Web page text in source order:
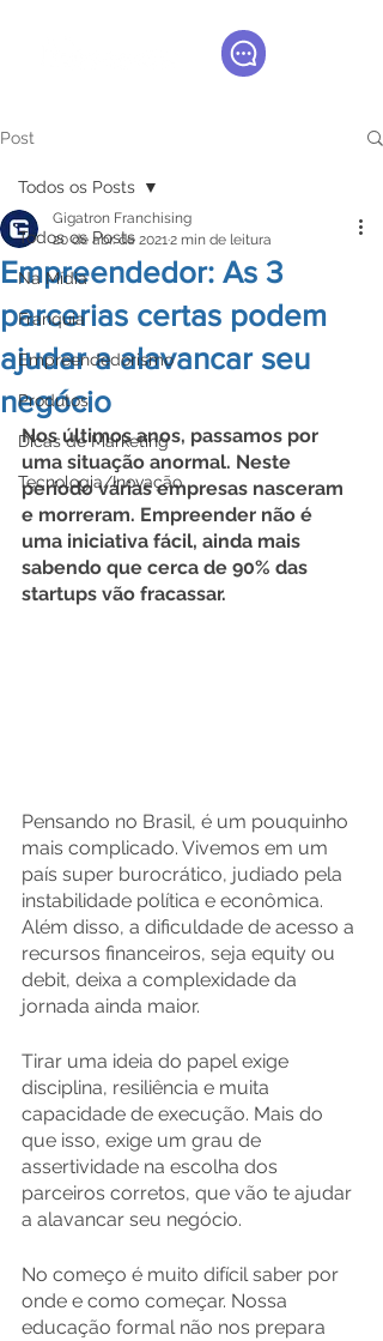
Post
Todos os Posts
Na Mídia
Franquia
Empreendedorismo
Produtos
Dicas de Marketing
Tecnologia/Inovação
Todos os Posts
Empreendedor: As 3
parcerias certas podem
ajudar a alavancar seu
negócio
Gigatron Franchising
20 de abr. de 20212 min de leitura
Nos últimos anos, passamos por
uma situação anormal. Neste
período várias empresas nasceram
e morreram. Empreender não é
uma iniciativa fácil, ainda mais
sabendo que cerca de 90% das
startups vão fracassar.
Pensando no Brasil, é um pouquinho
mais complicado. Vivemos em um
país super burocrático, judiado pela
instabilidade política e econômica.
Além disso, a dificuldade de acesso a
recursos financeiros, seja equity ou
debit, deixa a complexidade da
jornada ainda maior.
Tirar uma ideia do papel exige
disciplina, resiliência e muita
capacidade de execução. Mais do
que isso, exige um grau de
assertividade na escolha dos
parceiros corretos, que vão te ajudar
a alavancar seu negócio.
No começo é muito difícil saber por
onde e como começar. Nossa
educação formal não nos prepara